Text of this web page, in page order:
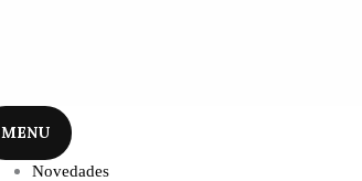
MENU
Novedades